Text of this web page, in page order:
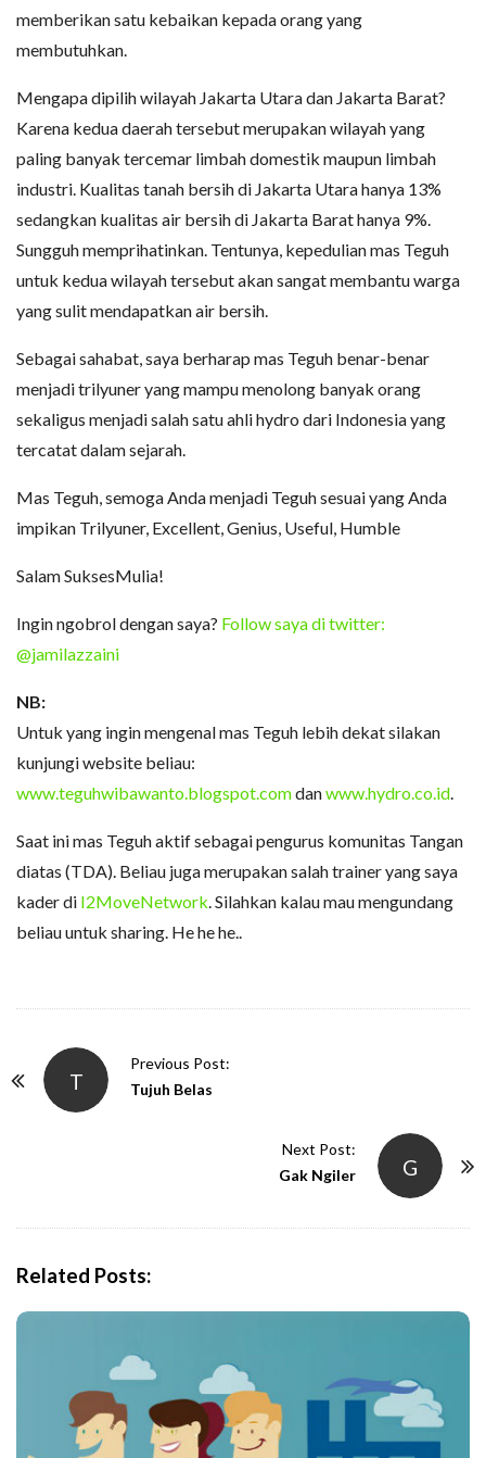
memberikan satu kebaikan kepada orang yang
membutuhkan.
Mengapa dipilih wilayah Jakarta Utara dan Jakarta Barat?
Karena kedua daerah tersebut merupakan wilayah yang
paling banyak tercemar limbah domestik maupun limbah
industri. Kualitas tanah bersih di Jakarta Utara hanya 13%
sedangkan kualitas air bersih di Jakarta Barat hanya 9%.
Sungguh memprihatinkan. Tentunya, kepedulian mas Teguh
untuk kedua wilayah tersebut akan sangat membantu warga
yang sulit mendapatkan air bersih.
Sebagai sahabat, saya berharap mas Teguh benar-benar
menjadi trilyuner yang mampu menolong banyak orang
sekaligus menjadi salah satu ahli hydro dari Indonesia yang
tercatat dalam sejarah.
Mas Teguh, semoga Anda menjadi Teguh sesuai yang Anda
impikan Trilyuner, Excellent, Genius, Useful, Humble
Salam SuksesMulia!
Ingin ngobrol dengan saya? Follow saya di twitter:
@jamilazzaini
NB:
Untuk yang ingin mengenal mas Teguh lebih dekat silakan
kunjungi website beliau:
www.teguhwibawanto.blogspot.comdanwww.hydro.co.id.
Saat ini mas Teguh aktif sebagai pengurus komunitas Tangan
diatas (TDA). Beliau juga merupakan salah trainer yang saya
kader di I2MoveNetwork. Silahkan kalau mau mengundang
beliau untuk sharing. He he he..
T
Previous Post:
Tujuh Belas
G
Next Post:
Gak Ngiler
Related Posts: